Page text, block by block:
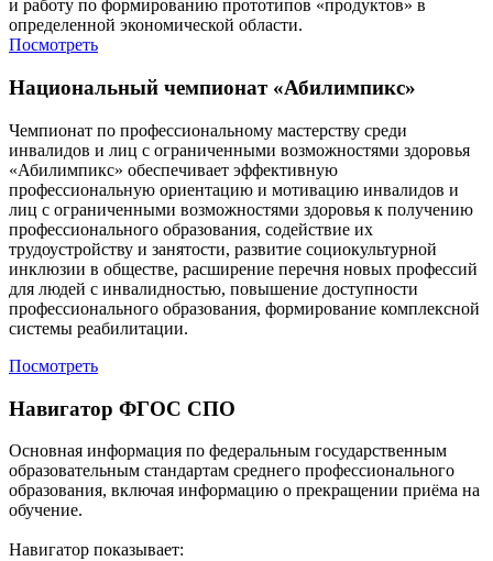
и работу по формированию прототипов «продуктов» в
определенной экономической области.
Посмотреть
Национальный чемпионат «Абилимпикс»
Чемпионат по профессиональному мастерству среди
инвалидов и лиц с ограниченными возможностями здоровья
«Абилимпикс» обеспечивает эффективную
профессиональную ориентацию и мотивацию инвалидов и
лиц с ограниченными возможностями здоровья к получению
профессионального образования, содействие их
трудоустройству и занятости, развитие социокультурной
инклюзии в обществе, расширение перечня новых профессий
для людей с инвалидностью, повышение доступности
профессионального образования, формирование комплексной
системы реабилитации.
Посмотреть
Навигатор ФГОС СПО
Основная информация по федеральным государственным
образовательным стандартам среднего профессионального
образования, включая информацию о прекращении приёма на
обучение.
Навигатор показывает: